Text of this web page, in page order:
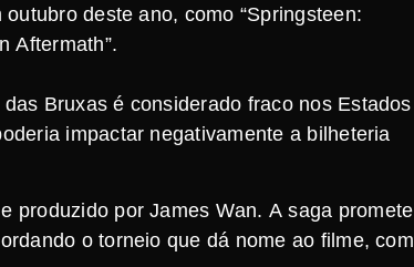
deste ano, como “Springsteen:
Aftermath”.
Bruxas é considerado fraco nos Estados
impactar negativamente a bilheteria
produzido por James Wan. A saga promete
o torneio que dá nome ao filme, com